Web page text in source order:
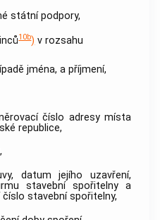
státní podpory,
10b) v rozsahu
jména, a příjmení,
číslo adresy místa
republice,
datum jejího uzavření,
stavební spořitelny a
stavební spořitelny,